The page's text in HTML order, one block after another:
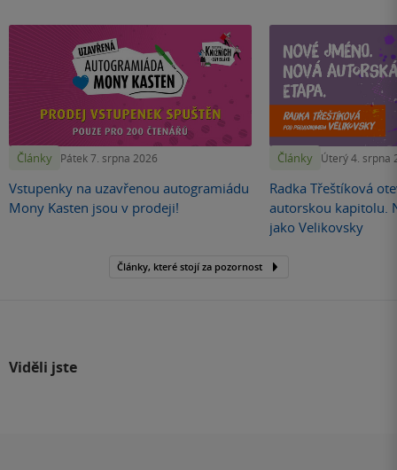
Články Pátek 7. srpna 2026
Vstupenky na uzavřenou autogramiádu
Mony Kasten jsou v prodeji!
Články Úterý 4. srpna
Radka Třeštíková
autorskou kapitolu.
jako Velikovsky
Články, které stojí za pozornost
Viděli jste